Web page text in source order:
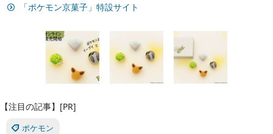
「ポケモン京菓子」特設サイト
【注目の記事】[PR]
ポケモン